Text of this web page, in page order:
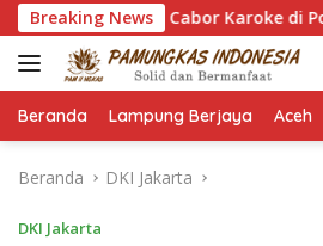
Langsung
ke
konten
Breaking News
Cabor Karoke di Porwanas 2027
Beranda Lampung Berjaya Aceh
Beranda DKI Jakarta
DKI Jakarta